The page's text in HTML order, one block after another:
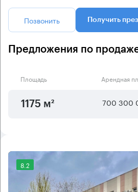
Позвонить Получить
Предложения по
Площадь Арендная
1175 м² 700 300
8.2